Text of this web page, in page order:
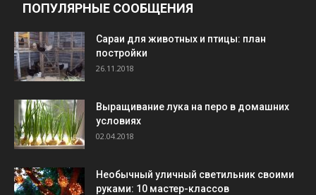
ПОПУЛЯРНЫЕ СООБЩЕНИЯ
Cараи для животных и птицы: план
постройки
26.11.2018
Выращивание лука на перо в домашних
условиях
02.04.2018
Необычный уличный светильник своими
руками: 10 мастер-классов